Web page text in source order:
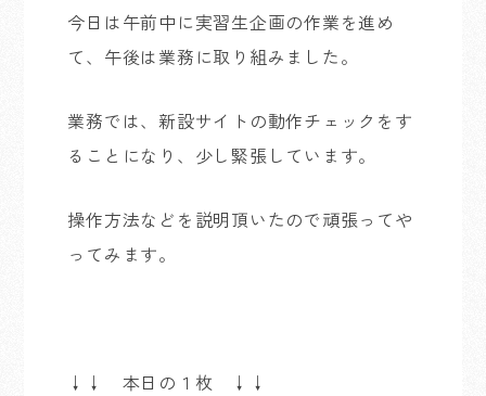
今日は午前中に実習生企画の作業を進め
て、午後は業務に取り組みました。
業務では、新設サイトの動作チェックをす
ることになり、少し緊張しています。
操作方法などを説明頂いたので頑張ってや
ってみます。
↓↓ 本日の１枚 ↓↓